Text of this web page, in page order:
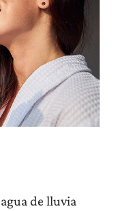
de lluvia